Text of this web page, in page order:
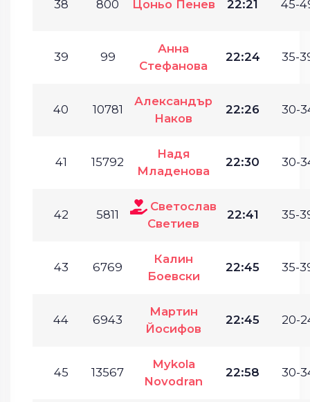
38 800 Цоньо Пенев 22:21 45-
39 99
Анна
Стефанова
22:24 35-
40 10781
Александър
Наков
22:26 30-
41 15792
Надя
Младенова
22:30 30-
42 5811
Светослав
Светиев
22:41 35-
43 6769
Калин
Боевски
22:45 35-
44 6943
Мартин
Йосифов
22:45 20-
45 13567
Mykola
Novodran
22:58 30-